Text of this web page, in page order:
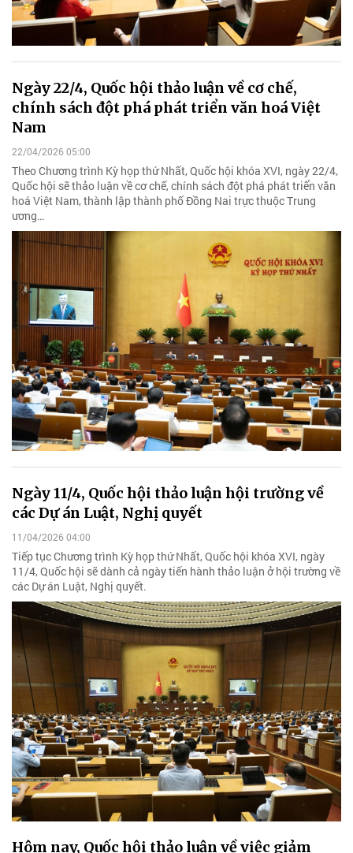
Ngày 22/4, Quốc hội thảo luận về cơ chế,
chính sách đột phá phát triển văn hoá Việt
Nam
22/04/2026 05:00
Theo Chương trình Kỳ họp thứ Nhất, Quốc hội khóa XVI, ngày 22/4,
Quốc hội sẽ thảo luận về cơ chế, chính sách đột phá phát triển văn
hoá Việt Nam, thành lập thành phố Đồng Nai trực thuộc Trung
ương…
Ngày 11/4, Quốc hội thảo luận hội trường về
các Dự án Luật, Nghị quyết
11/04/2026 04:00
Tiếp tục Chương trình Kỳ họp thứ Nhất, Quốc hội khóa XVI, ngày
11/4, Quốc hội sẽ dành cả ngày tiến hành thảo luận ở hội trường về
các Dự án Luật, Nghị quyết.
Hôm nay, Quốc hội thảo luận về việc giảm